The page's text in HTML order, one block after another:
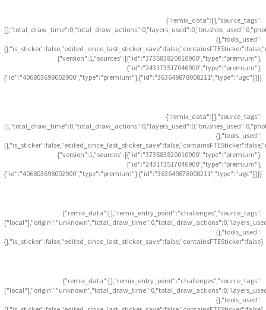
{"remix_data":[],"source_tags":
{},"tools_used":
{"version":1,"sources":[{"id":"373583820010900","type":"premium"},
{"id":"243173517046900","type":"premium"},
{"id":"406803698002900","type":"premium"},{"id":"363649878008211","type":"ugc"}]}}
{"remix_data":[],"source_tags":
{},"tools_used":
{"version":1,"sources":[{"id":"373583820010900","type":"premium"},
{"id":"243173517046900","type":"premium"},
{"id":"406803698002900","type":"premium"},{"id":"363649878008211","type":"ugc"}]}}
{"remix_data":[],"remix_entry_point":"challenges","source_tags":
{},"tools_used":
{},"is_sticker":false,"edited_since_last_sticker_save":false,"containsFTESticker":false}
{"remix_data":[],"remix_entry_point":"challenges","source_tags":
{},"tools_used":